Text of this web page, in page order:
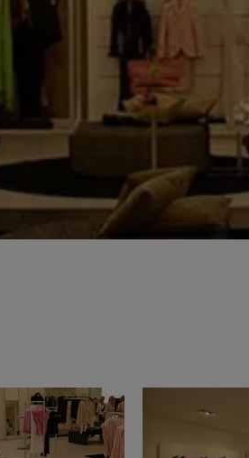
au Cersaie 2026 avec des solutions
et des propositions de design
de l’architecture. Nous vous
–
Architect at Work –
Varsovie 2026